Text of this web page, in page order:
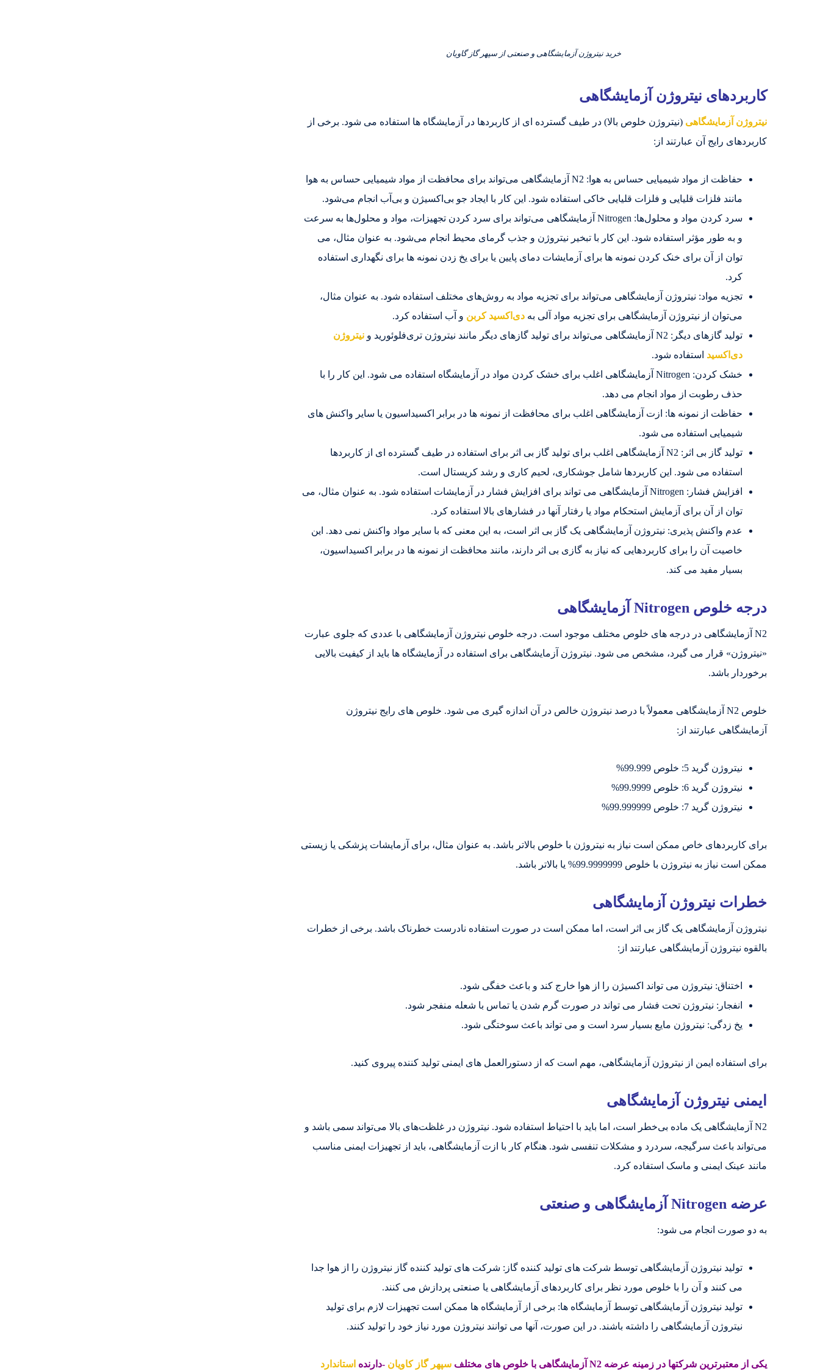
خرید نیتروژن آزمایشگاهی و صنعتی از سپهر گاز گاویان
کاربردهای نیتروژن آزمایشگاهی
نیتروژن آزمایشگاهی (نیتروژن خلوص بالا) در طیف گسترده ای از کاربردها در آزمایشگاه ها استفاده می شود. برخی از
کاربردهای رایج آن عبارتند از:
حفاظت از مواد شیمیایی حساس به هوا: N2 آزمایشگاهی می‌تواند برای محافظت از مواد شیمیایی حساس به هوا
مانند فلزات قلیایی و فلزات قلیایی خاکی استفاده شود. این کار با ایجاد جو بی‌اکسیژن و بی‌آب انجام می‌شود.
سرد کردن مواد و محلول‌ها: Nitrogen آزمایشگاهی می‌تواند برای سرد کردن تجهیزات، مواد و محلول‌ها به سرعت
و به طور مؤثر استفاده شود. این کار با تبخیر نیتروژن و جذب گرمای محیط انجام می‌شود. به عنوان مثال، می
توان از آن برای خنک کردن نمونه ها برای آزمایشات دمای پایین یا برای یخ زدن نمونه ها برای نگهداری استفاده
کرد.
تجزیه مواد: نیتروژن آزمایشگاهی می‌تواند برای تجزیه مواد به روش‌های مختلف استفاده شود. به عنوان مثال،
می‌توان از نیتروژن آزمایشگاهی برای تجزیه مواد آلی به دی‌اکسید کربن و آب استفاده کرد.
تولید گازهای دیگر: N2 آزمایشگاهی می‌تواند برای تولید گازهای دیگر مانند نیتروژن تری‌فلوئورید و
نیتروژن
دی‌اکسید استفاده شود.
خشک کردن: Nitrogen آزمایشگاهی اغلب برای خشک کردن مواد در آزمایشگاه استفاده می شود. این کار را با
حذف رطوبت از مواد انجام می دهد.
حفاظت از نمونه ها: ازت آزمایشگاهی اغلب برای محافظت از نمونه ها در برابر اکسیداسیون یا سایر واکنش های
شیمیایی استفاده می شود.
تولید گاز بی اثر: N2 آزمایشگاهی اغلب برای تولید گاز بی اثر برای استفاده در طیف گسترده ای از کاربردها
استفاده می شود. این کاربردها شامل جوشکاری، لحیم کاری و رشد کریستال است.
افزایش فشار: Nitrogen آزمایشگاهی می تواند برای افزایش فشار در آزمایشات استفاده شود. به عنوان مثال، می
توان از آن برای آزمایش استحکام مواد یا رفتار آنها در فشارهای بالا استفاده کرد.
عدم واکنش پذیری: نیتروژن آزمایشگاهی یک گاز بی اثر است، به این معنی که با سایر مواد واکنش نمی دهد. این
خاصیت آن را برای کاربردهایی که نیاز به گازی بی اثر دارند، مانند محافظت از نمونه ها در برابر اکسیداسیون،
بسیار مفید می کند.
درجه خلوص Nitrogen آزمایشگاهی
N2 آزمایشگاهی در درجه های خلوص مختلف موجود است. درجه خلوص نیتروژن آزمایشگاهی با عددی که جلوی عبارت
«نیتروژن» قرار می گیرد، مشخص می شود. نیتروژن آزمایشگاهی برای استفاده در آزمایشگاه ها باید از کیفیت بالایی
برخوردار باشد.
خلوص N2 آزمایشگاهی معمولاً با درصد نیتروژن خالص در آن اندازه گیری می شود. خلوص های رایج نیتروژن
آزمایشگاهی عبارتند از:
نیتروژن گرید 5: خلوص 99.999%
نیتروژن گرید 6: خلوص 99.9999%
نیتروژن گرید 7: خلوص 99.999999%
برای کاربردهای خاص ممکن است نیاز به نیتروژن با خلوص بالاتر باشد. به عنوان مثال، برای آزمایشات پزشکی یا زیستی
ممکن است نیاز به نیتروژن با خلوص 99.9999999% یا بالاتر باشد.
خطرات نیتروژن آزمایشگاهی
نیتروژن آزمایشگاهی یک گاز بی اثر است، اما ممکن است در صورت استفاده نادرست خطرناک باشد. برخی از خطرات
بالقوه نیتروژن آزمایشگاهی عبارتند از:
اختناق: نیتروژن می تواند اکسیژن را از هوا خارج کند و باعث خفگی شود.
انفجار: نیتروژن تحت فشار می تواند در صورت گرم شدن یا تماس با شعله منفجر شود.
یخ زدگی: نیتروژن مایع بسیار سرد است و می تواند باعث سوختگی شود.
برای استفاده ایمن از نیتروژن آزمایشگاهی، مهم است که از دستورالعمل های ایمنی تولید کننده پیروی کنید.
ایمنی نیتروژن آزمایشگاهی
N2 آزمایشگاهی یک ماده بی‌خطر است، اما باید با احتیاط استفاده شود. نیتروژن در غلظت‌های بالا می‌تواند سمی باشد و
می‌تواند باعث سرگیجه، سردرد و مشکلات تنفسی شود. هنگام کار با ازت آزمایشگاهی، باید از تجهیزات ایمنی مناسب
مانند عینک ایمنی و ماسک استفاده کرد.
عرضه Nitrogen آزمایشگاهی و صنعتی
به دو صورت انجام می شود:
تولید نیتروژن آزمایشگاهی توسط شرکت های تولید کننده گاز: شرکت های تولید کننده گاز نیتروژن را از هوا جدا
می کنند و آن را با خلوص مورد نظر برای کاربردهای آزمایشگاهی یا صنعتی پردازش می کنند.
تولید نیتروژن آزمایشگاهی توسط آزمایشگاه ها: برخی از آزمایشگاه ها ممکن است تجهیزات لازم برای تولید
نیتروژن آزمایشگاهی را داشته باشند. در این صورت، آنها می توانند نیتروژن مورد نیاز خود را تولید کنند.
یکی از معتبرترین شرکتها در زمینه عرضه N2 آزمایشگاهی با خلوص های مختلف سپهر گاز کاویان -دارنده استاندارد